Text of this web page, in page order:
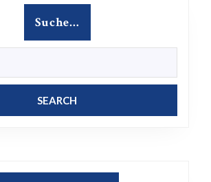
in
Porta
Suche…